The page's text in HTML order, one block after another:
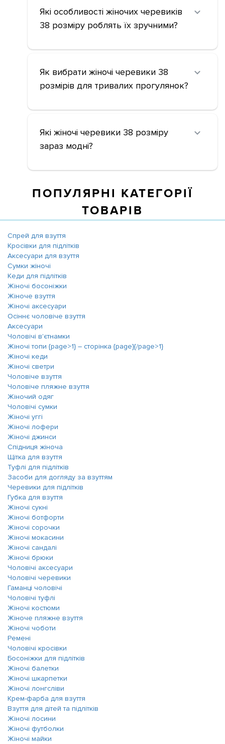
Які особливості жіночих черевиків
38 розміру роблять їх зручними?
Як вибрати жіночі черевики 38
розмірів для тривалих прогулянок?
Які жіночі черевики 38 розміру
зараз модні?
ПОПУЛЯРНІ КАТЕГОРІЇ
ТОВАРІВ
Спрей для взуття
Кросівки для підлітків
Аксесуари для взуття
Сумки жіночі
Кеди для підлітків
Жіночі босоніжки
Жіноче взуття
Жіночі аксесуари
Осіннє чоловіче взуття
Аксесуари
Чоловічі в'єтнамки
Жіночі топи {page>1} ― сторінка {page}{/page>1}
Жіночі кеди
Жіночі светри
Чоловіче взуття
Чоловіче пляжне взуття
Жіночий одяг
Чоловічі сумки
Жіночі уггі
Жіночі лофери
Жіночі джинси
Спідниця жіноча
Щітка для взуття
Туфлі для підлітків
Засоби для догляду за взуттям
Черевики для підлітків
Губка для взуття
Жіночі сукні
Жіночі ботфорти
Жіночі сорочки
Жіночі мокасини
Жіночі сандалі
Жіночі брюки
Чоловічі аксесуари
Чоловічі черевики
Гаманці чоловічі
Чоловічі туфлі
Жіночі костюми
Жіноче пляжне взуття
Жіночі чоботи
Ремені
Чоловічі кросівки
Босоніжки для підлітків
Жіночі балетки
Жіночі шкарпетки
Жіночі лонгсліви
Крем-фарба для взуття
Взуття для дітей та підлітків
Жіночі лосини
Жіночі футболки
Жіночі майки